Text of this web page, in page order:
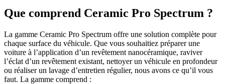
Que comprend Ceramic Pro Spectrum ?
La gamme Ceramic Pro Spectrum offre une solution complète pour
chaque surface du véhicule. Que vous souhaitiez préparer une
voiture à l’application d’un revêtement nanocéramique, raviver
l’éclat d’un revêtement existant, nettoyer un véhicule en profondeur
ou réaliser un lavage d’entretien régulier, nous avons ce qu’il vous
faut. La gamme comprend :